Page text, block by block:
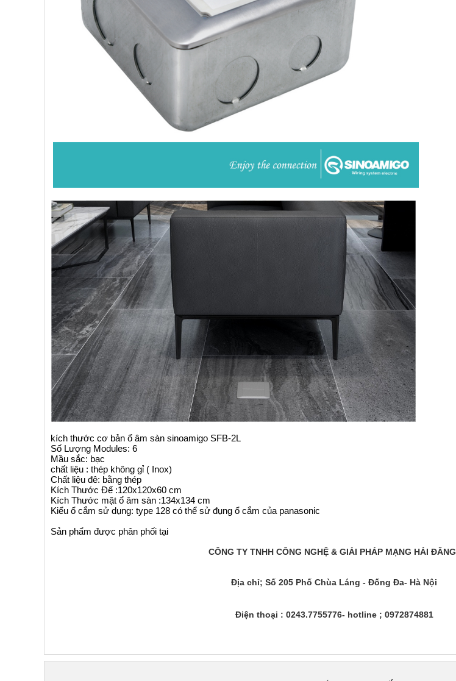
kích thước cơ bản ổ âm sàn sinoamigo SFB-2L
Số Lượng Modules: 6
Mầu sắc: bạc
chất liệu : thép không gỉ ( Inox)
Chất liệu đê: bằng thép
Kích Thước Đế :120x120x60 cm
Kích Thước mặt ổ âm sàn :134x134 cm
Kiểu ổ cắm sử dụng: type 128 có thể sử đụng ổ cắm của panasonic
Sản phẩm được phân phối tại
CÔNG TY TNHH CÔNG NGHỆ & GIẢI PHÁP MẠNG HẢI ĐĂNG
Địa chỉ; Số 205 Phố Chùa Láng - Đống Đa- Hà Nội
Điện thoại : 0243.7755776- hotline ; 0972874881